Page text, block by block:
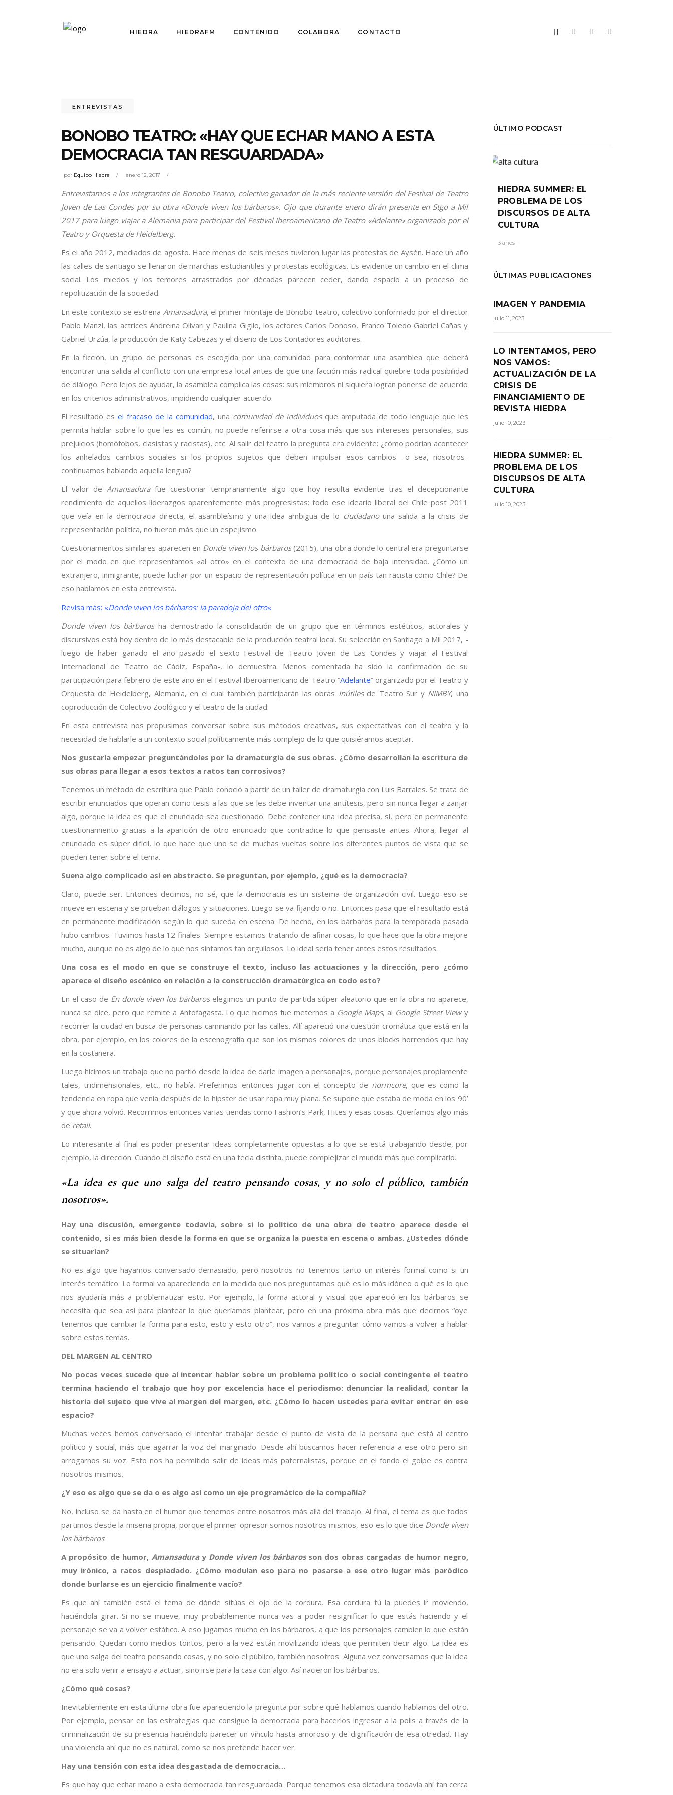
HIEDRA HIEDRAFM CONTENIDO COLABORA CONTACTO
ENTREVISTAS
BONOBO TEATRO: «HAY QUE ECHAR MANO A ESTA
DEMOCRACIA TAN RESGUARDADA»
por Equipo Hiedra enero 12, 2017
Entrevistamos a los integrantes de Bonobo Teatro, colectivo ganador de la más reciente versión del Festival de Teatro
Joven de Las Condes por su obra «Donde viven los bárbaros». Ojo que durante enero dirán presente en Stgo a Mil
2017 para luego viajar a Alemania para participar del Festival Iberoamericano de Teatro «Adelante» organizado por el
Teatro y Orquesta de Heidelberg.
Es el año 2012, mediados de agosto. Hace menos de seis meses tuvieron lugar las protestas de Aysén. Hace un año
las calles de santiago se llenaron de marchas estudiantiles y protestas ecológicas. Es evidente un cambio en el clima
social. Los miedos y los temores arrastrados por décadas parecen ceder, dando espacio a un proceso de
repolitización de la sociedad.
En este contexto se estrena Amansadura, el primer montaje de Bonobo teatro, colectivo conformado por el director
Pablo Manzi, las actrices Andreina Olivari y Paulina Giglio, los actores Carlos Donoso, Franco Toledo Gabriel Cañas y
Gabriel Urzúa, la producción de Katy Cabezas y el diseño de Los Contadores auditores.
En la ficción, un grupo de personas es escogida por una comunidad para conformar una asamblea que deberá
encontrar una salida al conflicto con una empresa local antes de que una facción más radical quiebre toda posibilidad
de diálogo. Pero lejos de ayudar, la asamblea complica las cosas: sus miembros ni siquiera logran ponerse de acuerdo
en los criterios administrativos, impidiendo cualquier acuerdo.
El resultado es el fracaso de la comunidad, una comunidad de individuosque amputada de todo lenguaje que les
permita hablar sobre lo que les es común, no puede referirse a otra cosa más que sus intereses personales, sus
prejuicios (homófobos, clasistas y racistas), etc. Al salir del teatro la pregunta era evidente: ¿cómo podrían acontecer
los anhelados cambios sociales si los propios sujetos que deben impulsar esos cambios –o sea, nosotros-
continuamos hablando aquella lengua?
El valor de Amansadurafue cuestionar tempranamente algo que hoy resulta evidente tras el decepcionante
rendimiento de aquellos liderazgos aparentemente más progresistas: todo ese ideario liberal del Chile post 2011
que veía en la democracia directa, el asambleísmo y una idea ambigua de lo ciudadanouna salida a la crisis de
representación política, no fueron más que un espejismo.
Cuestionamientos similares aparecen en Donde viven los bárbaros(2015), una obra donde lo central era preguntarse
por el modo en que representamos «al otro» en el contexto de una democracia de baja intensidad. ¿Cómo un
extranjero, inmigrante, puede luchar por un espacio de representación política en un país tan racista como Chile? De
eso hablamos en esta entrevista.
Revisa más: «Donde viven los bárbaros: la paradoja del otro«
Donde viven los bárbarosha demostrado la consolidación de un grupo que en términos estéticos, actorales y
discursivos está hoy dentro de lo más destacable de la producción teatral local. Su selección en Santiago a Mil 2017, -
luego de haber ganado el año pasado el sexto Festival de Teatro Joven de Las Condes y viajar al Festival
Internacional de Teatro de Cádiz, España-, lo demuestra. Menos comentada ha sido la confirmación de su
participación para febrero de este año en el Festival Iberoamericano de Teatro “Adelante” organizado por el Teatro y
Orquesta de Heidelberg, Alemania, en el cual también participarán las obras Inútiles de Teatro Sur y NIMBY, una
coproducción de Colectivo Zoológico y el teatro de la ciudad.
En esta entrevista nos propusimos conversar sobre sus métodos creativos, sus expectativas con el teatro y la
necesidad de hablarle a un contexto social políticamente más complejo de lo que quisiéramos aceptar.
Nos gustaría empezar preguntándoles por la dramaturgia de sus obras. ¿Cómo desarrollan la escritura de
sus obras para llegar a esos textos a ratos tan corrosivos?
Tenemos un método de escritura que Pablo conoció a partir de un taller de dramaturgia con Luis Barrales. Se trata de
escribir enunciados que operan como tesis a las que se les debe inventar una antítesis, pero sin nunca llegar a zanjar
algo, porque la idea es que el enunciado sea cuestionado. Debe contener una idea precisa, sí, pero en permanente
cuestionamiento gracias a la aparición de otro enunciado que contradice lo que pensaste antes. Ahora, llegar al
enunciado es súper difícil, lo que hace que uno se de muchas vueltas sobre los diferentes puntos de vista que se
pueden tener sobre el tema.
Suena algo complicado así en abstracto. Se preguntan, por ejemplo, ¿qué es la democracia?
Claro, puede ser. Entonces decimos, no sé, que la democracia es un sistema de organización civil. Luego eso se
mueve en escena y se prueban diálogos y situaciones. Luego se va fijando o no. Entonces pasa que el resultado está
en permanente modificación según lo que suceda en escena. De hecho, en los bárbaros para la temporada pasada
hubo cambios. Tuvimos hasta 12 finales. Siempre estamos tratando de afinar cosas, lo que hace que la obra mejore
mucho, aunque no es algo de lo que nos sintamos tan orgullosos. Lo ideal sería tener antes estos resultados.
Una cosa es el modo en que se construye el texto, incluso las actuaciones y la dirección, pero ¿cómo
aparece el diseño escénico en relación a la construcción dramatúrgica en todo esto?
En el caso de En donde viven los bárbaroselegimos un punto de partida súper aleatorio que en la obra no aparece,
nunca se dice, pero que remite a Antofagasta. Lo que hicimos fue meternos a Google Maps, al Google Street Viewy
recorrer la ciudad en busca de personas caminando por las calles. Allí apareció una cuestión cromática que está en la
obra, por ejemplo, en los colores de la escenografía que son los mismos colores de unos blocks horrendos que hay
en la costanera.
Luego hicimos un trabajo que no partió desde la idea de darle imagen a personajes, porque personajes propiamente
tales, tridimensionales, etc., no había. Preferimos entonces jugar con el concepto de normcore, que es como la
tendencia en ropa que venía después de lo hípster de usar ropa muy plana. Se supone que estaba de moda en los 90’
y que ahora volvió. Recorrimos entonces varias tiendas como Fashion’s Park, Hites y esas cosas. Queríamos algo más
de retail.
Lo interesante al final es poder presentar ideas completamente opuestas a lo que se está trabajando desde, por
ejemplo, la dirección. Cuando el diseño está en una tecla distinta, puede complejizar el mundo más que complicarlo.
«La idea es que uno salga del teatro pensando cosas, y no solo el público, también
nosotros».
Hay una discusión, emergente todavía, sobre si lo político de una obra de teatro aparece desde el
contenido, si es más bien desde la forma en que se organiza la puesta en escena o ambas. ¿Ustedes dónde
se situarían?
No es algo que hayamos conversado demasiado, pero nosotros no tenemos tanto un interés formal como si un
interés temático. Lo formal va apareciendo en la medida que nos preguntamos qué es lo más idóneo o qué es lo que
nos ayudaría más a problematizar esto. Por ejemplo, la forma actoral y visual que apareció en los bárbaros se
necesita que sea así para plantear lo que queríamos plantear, pero en una próxima obra más que decirnos “oye
tenemos que cambiar la forma para esto, esto y esto otro”, nos vamos a preguntar cómo vamos a volver a hablar
sobre estos temas.
DEL MARGEN AL CENTRO
No pocas veces sucede que al intentar hablar sobre un problema político o social contingente el teatro
termina haciendo el trabajo que hoy por excelencia hace el periodismo: denunciar la realidad, contar la
historia del sujeto que vive al margen del margen, etc. ¿Cómo lo hacen ustedes para evitar entrar en ese
espacio?
Muchas veces hemos conversado el intentar trabajar desde el punto de vista de la persona que está al centro
político y social, más que agarrar la voz del marginado. Desde ahí buscamos hacer referencia a ese otro pero sin
arrogarnos su voz. Esto nos ha permitido salir de ideas más paternalistas, porque en el fondo el golpe es contra
nosotros mismos.
¿Y eso es algo que se da o es algo así como un eje programático de la compañía?
No, incluso se da hasta en el humor que tenemos entre nosotros más allá del trabajo. Al final, el tema es que todos
partimos desde la miseria propia, porque el primer opresor somos nosotros mismos, eso es lo que dice Donde viven
los bárbaros.
A propósito de humor, Amansaduray Donde viven los bárbaros son dos obras cargadas de humor negro,
muy irónico, a ratos despiadado. ¿Cómo modulan eso para no pasarse a ese otro lugar más paródico
donde burlarse es un ejercicio finalmente vacío?
Es que ahí también está el tema de dónde sitúas el ojo de la cordura. Esa cordura tú la puedes ir moviendo,
haciéndola girar. Si no se mueve, muy probablemente nunca vas a poder resignificar lo que estás haciendo y el
personaje se va a volver estático. A eso jugamos mucho en los bárbaros, a que los personajes cambien lo que están
pensando. Quedan como medios tontos, pero a la vez están movilizando ideas que permiten decir algo. La idea es
que uno salga del teatro pensando cosas, y no solo el público, también nosotros. Alguna vez conversamos que la idea
no era solo venir a ensayo a actuar, sino irse para la casa con algo. Así nacieron los bárbaros.
¿Cómo qué cosas?
Inevitablemente en esta última obra fue apareciendo la pregunta por sobre qué hablamos cuando hablamos del otro.
Por ejemplo, pensar en las estrategias que consigue la democracia para hacerlos ingresar a la polis a través de la
criminalización de su presencia haciéndolo parecer un vínculo hasta amoroso y de dignificación de esa otredad. Hay
una violencia ahí que no es natural, como se nos pretende hacer ver.
Hay una tensión con esta idea desgastada de democracia…
Es que hay que echar mano a esta democracia tan resguardada. Porque tenemos esa dictadura todavía ahí tan cerca
ÚLTIMO PODCAST
HIEDRA SUMMER: EL
PROBLEMA DE LOS
DISCURSOS DE ALTA
CULTURA
3 años -
ÚLTIMAS PUBLICACIONES
IMAGEN Y PANDEMIA
julio 11, 2023
LO INTENTAMOS, PERO
NOS VAMOS:
ACTUALIZACIÓN DE LA
CRISIS DE
FINANCIAMIENTO DE
REVISTA HIEDRA
julio 10, 2023
HIEDRA SUMMER: EL
PROBLEMA DE LOS
DISCURSOS DE ALTA
CULTURA
julio 10, 2023